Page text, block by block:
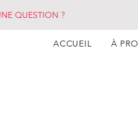
QUESTION ?
ACCUEIL À